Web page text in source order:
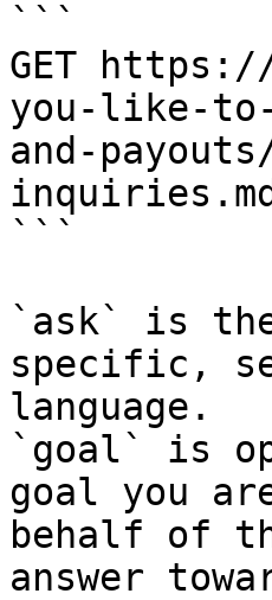
```
GET
you-like-
and-
```
`ask` is
specific,
language.
`goal` is
goal you
behalf of
answer